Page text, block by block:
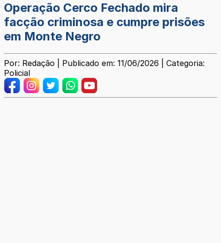
Operação Cerco Fechado mira
facção criminosa e cumpre prisões
em Monte Negro
Por: Redação | Publicado em: 11/06/2026 | Categoria:
Policial